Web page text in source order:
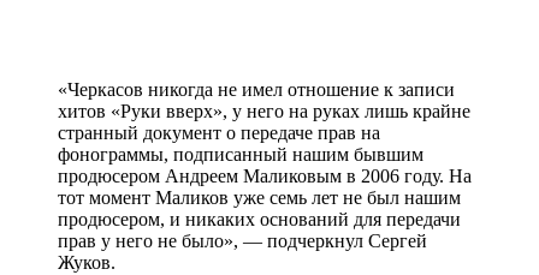
«Черкасов никогда не имел отношение к записи
хитов «Руки вверх», у него на руках лишь крайне
странный документ о передаче прав на
фонограммы, подписанный нашим бывшим
продюсером Андреем Маликовым в 2006 году. На
тот момент Маликов уже семь лет не был нашим
продюсером, и никаких оснований для передачи
прав у него не было», — подчеркнул Сергей
Жуков.